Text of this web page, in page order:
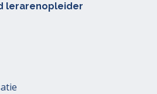
lerarenopleider